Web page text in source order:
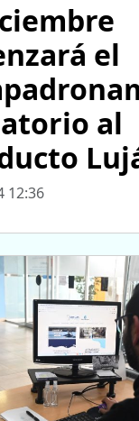
el
al
12:36